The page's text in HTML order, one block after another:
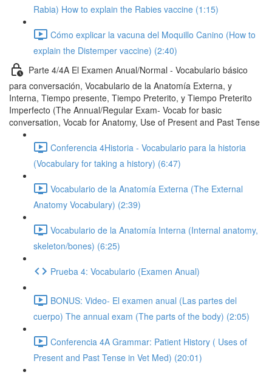
Rabia) How to explain the Rabies vaccine (1:15)
Cómo explicar la vacuna del Moquillo Canino (How to
explain the Distemper vaccine) (2:40)
Parte 4/4A El Examen Anual/Normal - Vocabulario básico
para conversación, Vocabulario de la Anatomía Externa, y
Interna, Tiempo presente, Tiempo Preterito, y Tiempo Preterito
Imperfecto (The Annual/Regular Exam- Vocab for basic
conversation, Vocab for Anatomy, Use of Present and Past Tense
Conferencia 4Historia - Vocabulario para la historia
(Vocabulary for taking a history) (6:47)
Vocabulario de la Anatomía Externa (The External
Anatomy Vocabulary) (2:39)
Vocabulario de la Anatomía Interna (Internal anatomy,
skeleton/bones) (6:25)
Prueba 4: Vocabulario (Examen Anual)
BONUS: Video- El examen anual (Las partes del
cuerpo) The annual exam (The parts of the body) (2:05)
Conferencia 4A Grammar: Patient History ( Uses of
Present and Past Tense in Vet Med) (20:01)